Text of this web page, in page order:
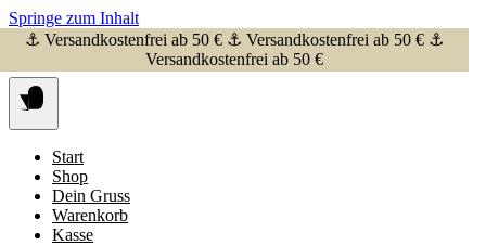
Springe zum Inhalt
⚓ Versandkostenfrei ab 50 € ⚓ Versandkostenfrei ab 50 € ⚓
Versandkostenfrei ab 50 €
Start
Shop
Dein Gruss
Warenkorb
Kasse